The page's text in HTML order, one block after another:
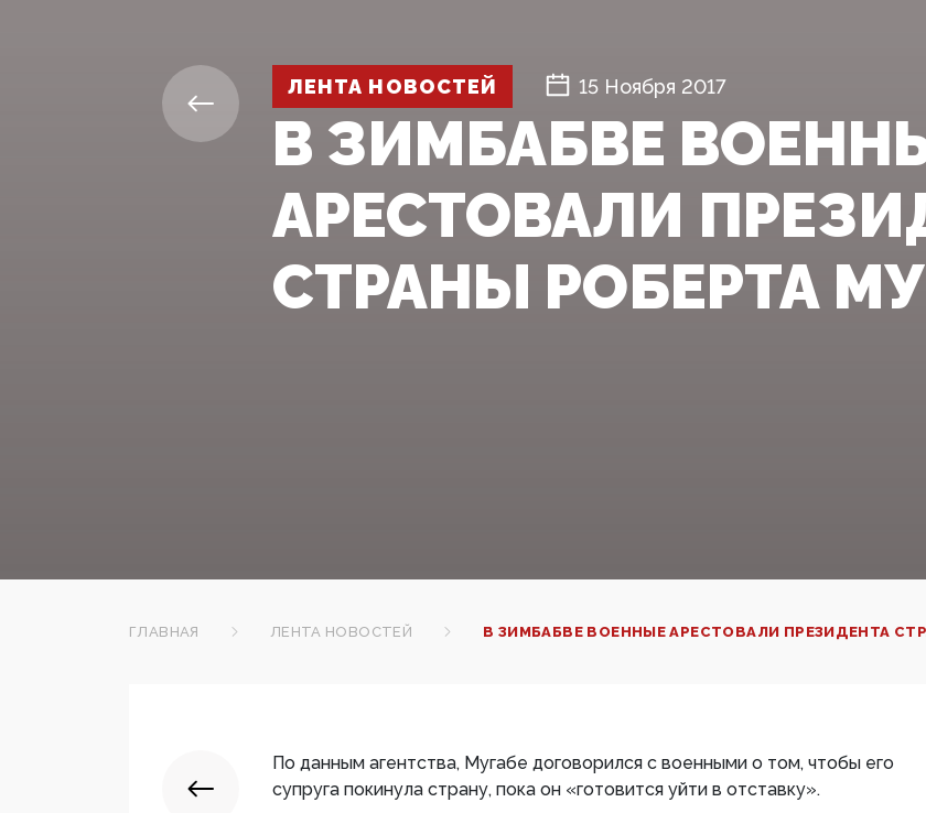
ЛЕНТА НОВОСТЕЙ 15 Ноября 2017
В ЗИМБАБВЕ
АРЕСТОВАЛИ
СТРАНЫ РОБЕРТА
ГЛАВНАЯ ЛЕНТА НОВОСТЕЙ В ЗИМБАБВЕ ВОЕННЫЕ АРЕСТОВАЛИ ПРЕЗИДЕНТА
По данным агентства, Мугабе договорился с военными о том, чтобы его
супруга покинула страну, пока он «готовится уйти в отставку».